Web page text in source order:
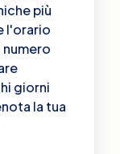
più
l'orario
giorni
la tua